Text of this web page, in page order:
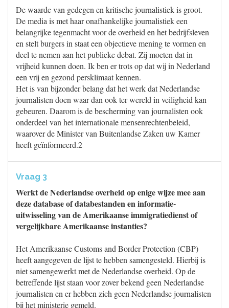
De waarde van gedegen en kritische journalistiek is groot.
De media is met haar onafhankelijke journalistiek een
belangrijke tegenmacht voor de overheid en het bedrijfsleven
en stelt burgers in staat een objectieve mening te vormen en
deel te nemen aan het publieke debat. Zij moeten dat in
vrijheid kunnen doen. Ik ben er trots op dat wij in Nederland
een vrij en gezond persklimaat kennen.
Het is van bijzonder belang dat het werk dat Nederlandse
journalisten doen waar dan ook ter wereld in veiligheid kan
gebeuren. Daarom is de bescherming van journalisten ook
onderdeel van het internationale mensenrechtenbeleid,
waarover de Minister van Buitenlandse Zaken uw Kamer
heeft geïnformeerd.2
Vraag 3
Werkt de Nederlandse overheid op enige wijze mee aan
deze database of databestanden en informatie-
uitwisseling van de Amerikaanse immigratiedienst of
vergelijkbare Amerikaanse instanties?
Het Amerikaanse Customs and Border Protection (CBP)
heeft aangegeven de lijst te hebben samengesteld. Hierbij is
niet samengewerkt met de Nederlandse overheid. Op de
betreffende lijst staan voor zover bekend geen Nederlandse
journalisten en er hebben zich geen Nederlandse journalisten
bij het ministerie gemeld.